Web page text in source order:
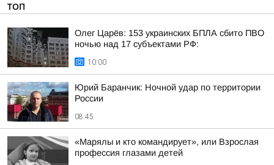
ТОП
Олег Царёв: 153 украинских БПЛА сбито ПВО
ночью над 17 субъектами РФ:
10:00
Юрий Баранчик: Ночной удар по территории
России
08:45
«Марялы и кто командирует», или Взрослая
профессия глазами детей